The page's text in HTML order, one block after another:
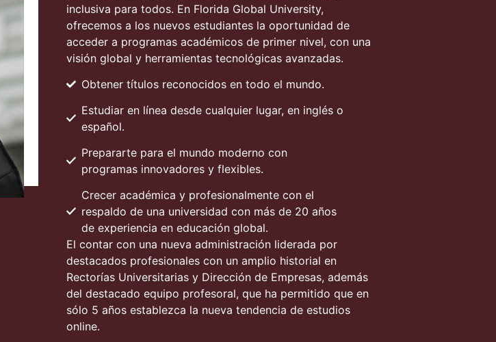
inclusiva para todos. En Florida Global University,
ofrecemos a los nuevos estudiantes la oportunidad de
acceder a programas académicos de primer nivel, con una
visión global y herramientas tecnológicas avanzadas.
Obtener títulos reconocidos en todo el mundo.
Estudiar en línea desde cualquier lugar, en inglés o
español.
Prepararte para el mundo moderno con
programas innovadores y flexibles.
Crecer académica y profesionalmente con el
respaldo de una universidad con más de 20 años
de experiencia en educación global.
El contar con una nueva administración liderada por
destacados profesionales con un amplio historial en
Rectorías Universitarias y Dirección de Empresas, además
del destacado equipo profesoral, que ha permitido que en
sólo 5 años establezca la nueva tendencia de estudios
online.